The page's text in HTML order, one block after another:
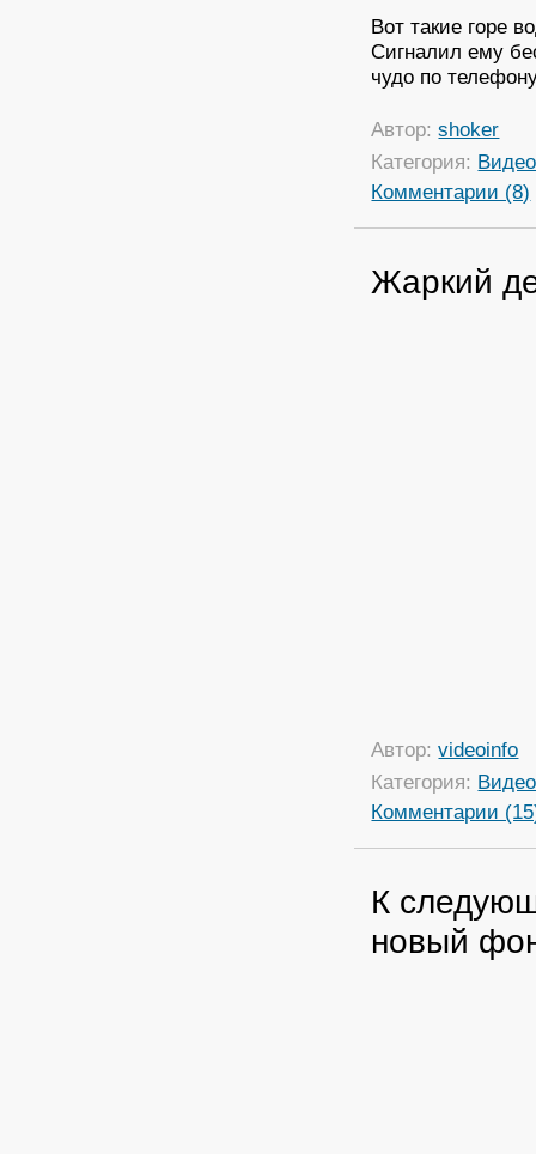
Вот такие горе
Сигналил ему
чудо по
Автор:shoker
Категория: Видео
Комментарии (8)
Жаркий
Автор:videoinfo
Категория: Видео
Комментарии
К
новый